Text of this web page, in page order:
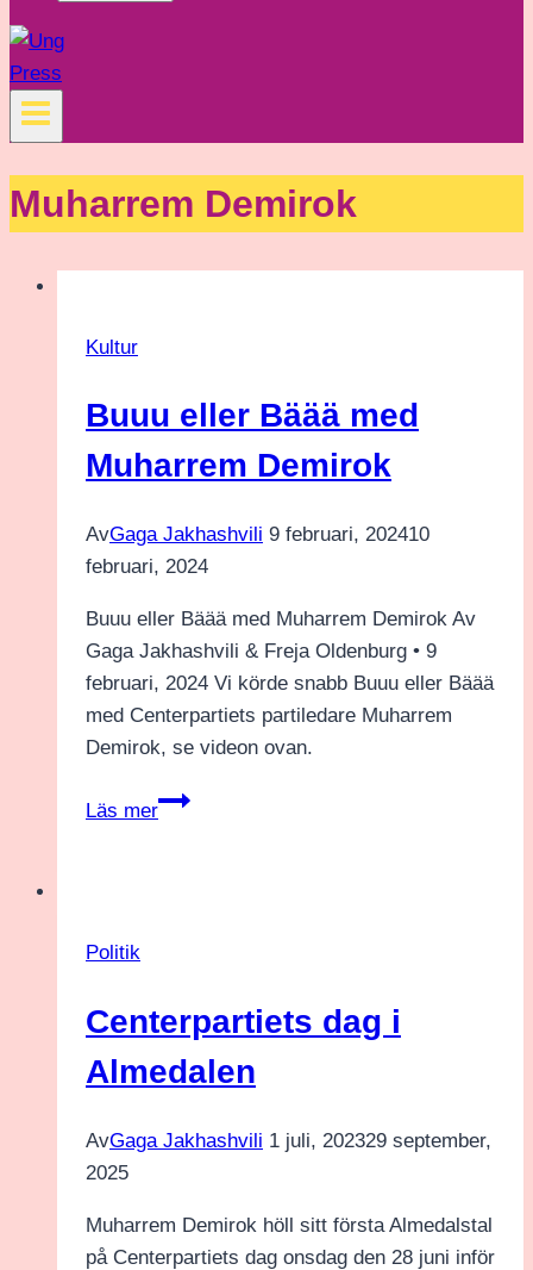
Muharrem Demirok
Kultur
Buuu eller Bäää med
Muharrem Demirok
AvGaga Jakhashvili 9 februari, 202410
februari, 2024
Buuu eller Bäää med Muharrem Demirok Av
Gaga Jakhashvili & Freja Oldenburg • 9
februari, 2024 Vi körde snabb Buuu eller Bäää
med Centerpartiets partiledare Muharrem
Demirok, se videon ovan.
Läs mer
Buuu
Politik
Centerpartiets dag i
Almedalen
AvGaga Jakhashvili 1 juli, 202329 september,
2025
Muharrem Demirok höll sitt första Almedalstal
på Centerpartiets dag onsdag den 28 juni inför